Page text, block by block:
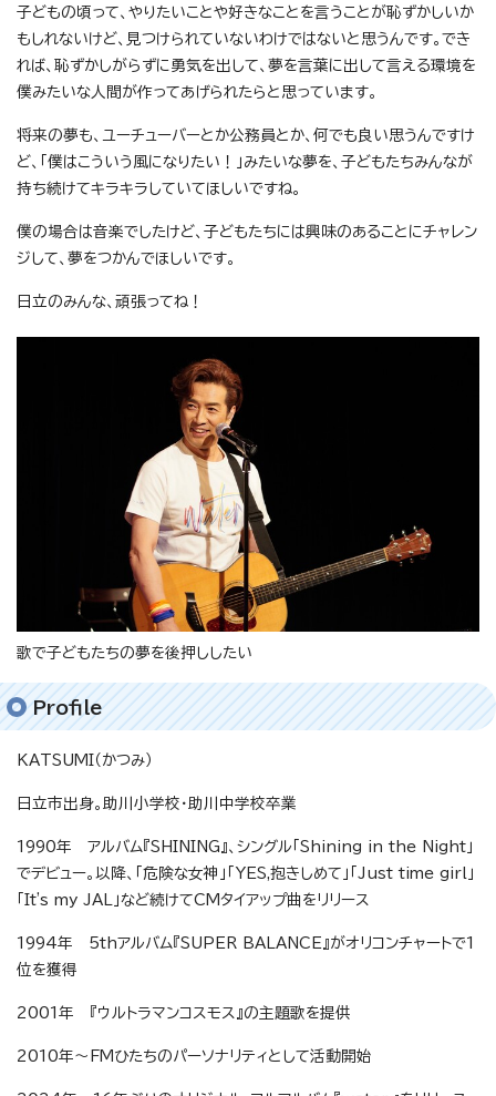
子どもの頃って、やりたいことや好きなことを言うことが恥ずかしいか
もしれないけど、見つけられていないわけではないと思うんです。でき
れば、恥ずかしがらずに勇気を出して、夢を言葉に出して言える環境を
僕みたいな人間が作ってあげられたらと思っています。
将来の夢も、ユーチューバーとか公務員とか、何でも良い思うんですけ
ど、「僕はこういう風になりたい！」みたいな夢を、子どもたちみんなが
持ち続けてキラキラしていてほしいですね。
僕の場合は音楽でしたけど、子どもたちには興味のあることにチャレン
ジして、夢をつかんでほしいです。
日立のみんな、頑張ってね！
歌で子どもたちの夢を後押ししたい
Profile
KATSUMI（かつみ）
日立市出身。助川小学校・助川中学校卒業
1990年 アルバム『SHINING』、シングル「Shining in the Night」
でデビュー。以降、「危険な女神」「YES,抱きしめて」「Just time girl」
「It's my JAL」など続けてCMタイアップ曲をリリース
1994年 5thアルバム『SUPER BALANCE』がオリコンチャートで1
位を獲得
2001年 『ウルトラマンコスモス』の主題歌を提供
2010年〜FMひたちのパーソナリティとして活動開始